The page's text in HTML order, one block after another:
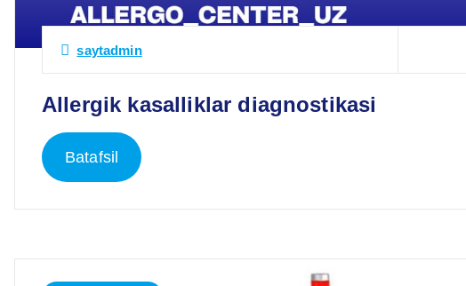
saytadmin
Allergik kasalliklar diagnostikasi
Batafsil